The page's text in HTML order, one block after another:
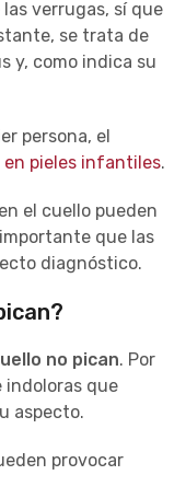
verrugas, sí que
se trata de
y, como indica su
persona, el
en pieles infantiles.
el cuello pueden
que las
diagnóstico.
no pican. Por
indoloras que
aspecto.
provocar